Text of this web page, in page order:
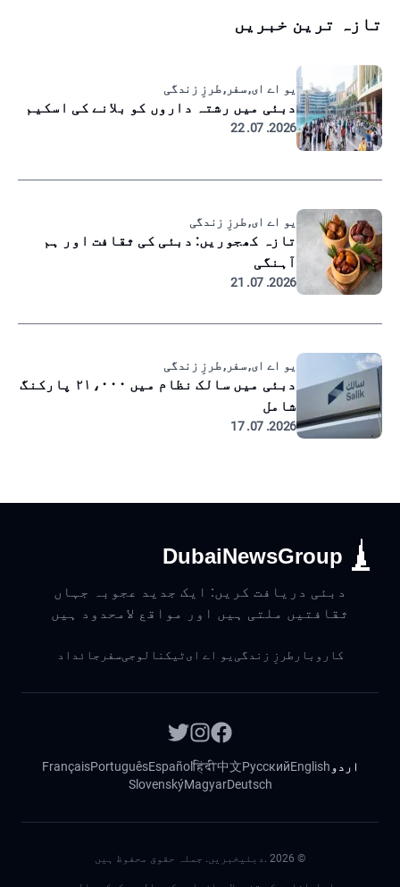
تازہ ترین خبریں
یو اے ای, سفر, طرزِ زندگی
دبئی میں رشتہ داروں کو بلانے کی اسکیم
2026. 07. 22
یو اے ای, طرزِ زندگی
تازہ کھجوریں: دبئی کی ثقافت اور ہم
آہنگی
2026. 07. 21
یو اے ای, سفر, طرزِ زندگی
دبئی میں سالک نظام میں ۲۱،۰۰۰ پارکنگ
شامل
2026. 07. 17
DubaiNewsGroup
دبئی دریافت کریں: ایک جدید عجوبہ جہاں
ثقافتیں ملتی ہیں اور مواقع لامحدود ہیں
کاروبار طرزِ زندگی یو اے ایٹیکنالوجیسفر جائداد
اردو English
Русский
中文
हिंदी
Español
Português
Français
Deutsch
Magyar
Slovenský
©
2026 .دبئیخبریں. جملہ حقوق محفوظ ہیں